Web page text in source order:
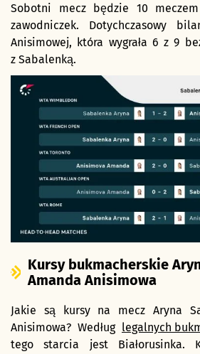
Sobotni mecz będzie 10
zawodniczek. Dotychczasowy
Anisimowej, która wygrała 6 z 9
z Sabalenką.
Kursy bukmacherskie
Amanda Anisimowa
Jakie są kursy na mecz Aryna
Anisimowa? Według legalnych
tego starcia jest Białorusinka.